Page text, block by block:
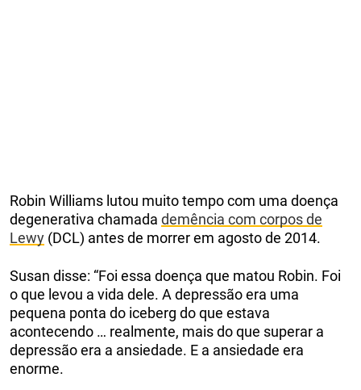
Robin Williams lutou muito tempo com uma doença
degenerativa chamada demência com corpos de
Lewy (DCL) antes de morrer em agosto de 2014.
Susan disse: “Foi essa doença que matou Robin. Foi
o que levou a vida dele. A depressão era uma
pequena ponta do iceberg do que estava
acontecendo … realmente, mais do que superar a
depressão era a ansiedade. E a ansiedade era
enorme.